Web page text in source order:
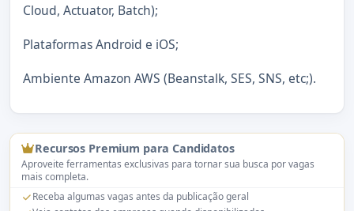
Cloud, Actuator, Batch);
Plataformas Android e iOS;
Ambiente Amazon AWS (Beanstalk, SES, SNS, etc;).
Recursos Premium para Candidatos
Aproveite ferramentas exclusivas para tornar sua busca por vagas
mais completa.
Receba algumas vagas antes da publicação geral